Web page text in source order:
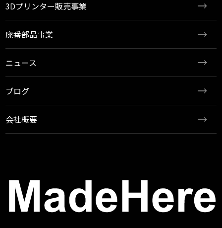
3Dプリンター販売事業
廃番部品事業
ニュース
ブログ
会社概要